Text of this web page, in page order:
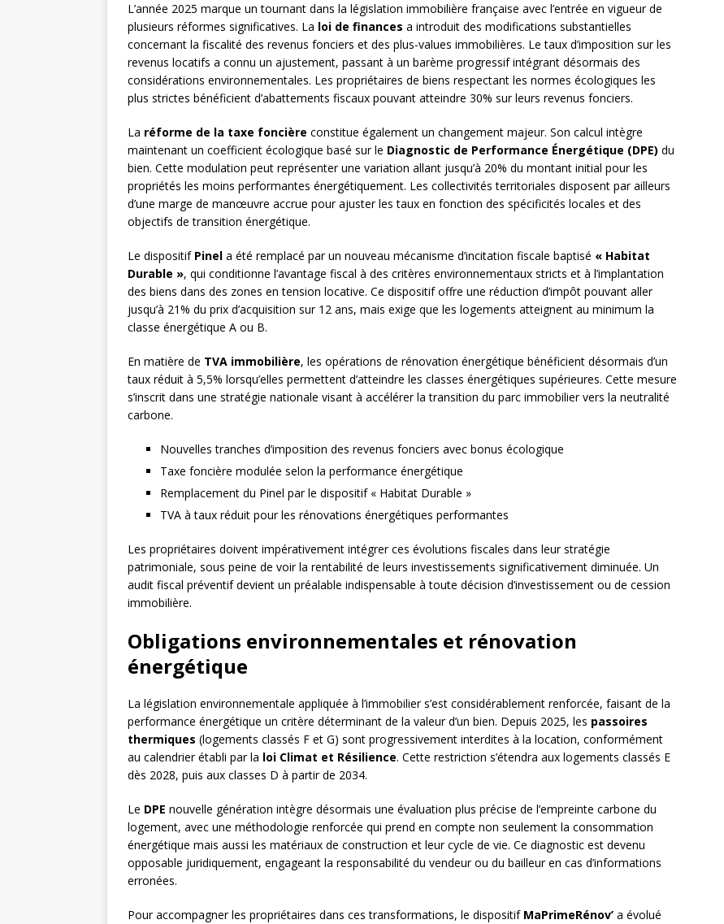
L’année 2025 marque un tournant dans la législation immobilière française avec l’entrée en vigueur de
plusieurs réformes significatives. La loi de finances a introduit des modifications substantielles
concernant la fiscalité des revenus fonciers et des plus-values immobilières. Le taux d’imposition sur les
revenus locatifs a connu un ajustement, passant à un barème progressif intégrant désormais des
considérations environnementales. Les propriétaires de biens respectant les normes écologiques les
plus strictes bénéficient d’abattements fiscaux pouvant atteindre 30% sur leurs revenus fonciers.
La réforme de la taxe foncière constitue également un changement majeur. Son calcul intègre
maintenant un coefficient écologique basé sur le Diagnostic de Performance Énergétique (DPE) du
bien. Cette modulation peut représenter une variation allant jusqu’à 20% du montant initial pour les
propriétés les moins performantes énergétiquement. Les collectivités territoriales disposent par ailleurs
d’une marge de manœuvre accrue pour ajuster les taux en fonction des spécificités locales et des
objectifs de transition énergétique.
Le dispositif Pinel a été remplacé par un nouveau mécanisme d’incitation fiscale baptisé « Habitat
Durable », qui conditionne l’avantage fiscal à des critères environnementaux stricts et à l’implantation
des biens dans des zones en tension locative. Ce dispositif offre une réduction d’impôt pouvant aller
jusqu’à 21% du prix d’acquisition sur 12 ans, mais exige que les logements atteignent au minimum la
classe énergétique A ou B.
En matière de TVA immobilière, les opérations de rénovation énergétique bénéficient désormais d’un
taux réduit à 5,5% lorsqu’elles permettent d’atteindre les classes énergétiques supérieures. Cette mesure
s’inscrit dans une stratégie nationale visant à accélérer la transition du parc immobilier vers la neutralité
carbone.
Nouvelles tranches d’imposition des revenus fonciers avec bonus écologique
Taxe foncière modulée selon la performance énergétique
Remplacement du Pinel par le dispositif « Habitat Durable »
TVA à taux réduit pour les rénovations énergétiques performantes
Les propriétaires doivent impérativement intégrer ces évolutions fiscales dans leur stratégie
patrimoniale, sous peine de voir la rentabilité de leurs investissements significativement diminuée. Un
audit fiscal préventif devient un préalable indispensable à toute décision d’investissement ou de cession
immobilière.
Obligations environnementales et rénovation
énergétique
La législation environnementale appliquée à l’immobilier s’est considérablement renforcée, faisant de la
performance énergétique un critère déterminant de la valeur d’un bien. Depuis 2025, les passoires
thermiques (logements classés F et G) sont progressivement interdites à la location, conformément
au calendrier établi par la loi Climat et Résilience. Cette restriction s’étendra aux logements classés E
dès 2028, puis aux classes D à partir de 2034.
Le DPE nouvelle génération intègre désormais une évaluation plus précise de l’empreinte carbone du
logement, avec une méthodologie renforcée qui prend en compte non seulement la consommation
énergétique mais aussi les matériaux de construction et leur cycle de vie. Ce diagnostic est devenu
opposable juridiquement, engageant la responsabilité du vendeur ou du bailleur en cas d’informations
erronées.
Pour accompagner les propriétaires dans ces transformations, le dispositif MaPrimeRénov’ a évolué